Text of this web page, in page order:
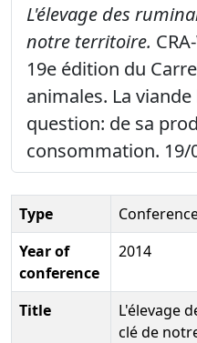
L'élevage des
notre territoire.
19e édition du
animales. La
question: de sa
consommation. 19/
Type
Year of
conference
2014
Title
L'élevage
clé de